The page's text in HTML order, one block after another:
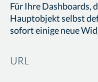
Für Ihre Dashboards,
Hauptobjekt selbst
sofort einige neue
URL